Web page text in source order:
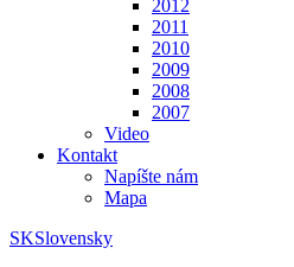
2012
2011
2010
2009
2008
2007
Video
Kontakt
Napíšte nám
Mapa
SKSlovensky